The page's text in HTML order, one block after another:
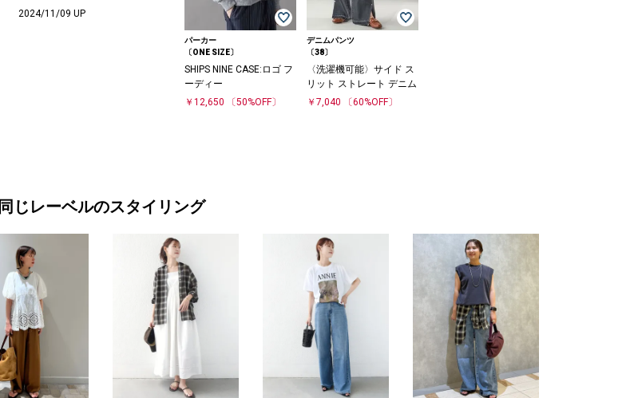
2024/11/09 UP
パーカー
〔ONE SIZE〕
SHIPS NINE CASE:ロゴ フ
ーディー
￥12,650
〔50%OFF〕
デニムパンツ
〔38〕
〈洗濯機可能〉サイド ス
リット ストレート デニム
￥7,040
〔60%OFF〕
同じレーベルのスタイリング